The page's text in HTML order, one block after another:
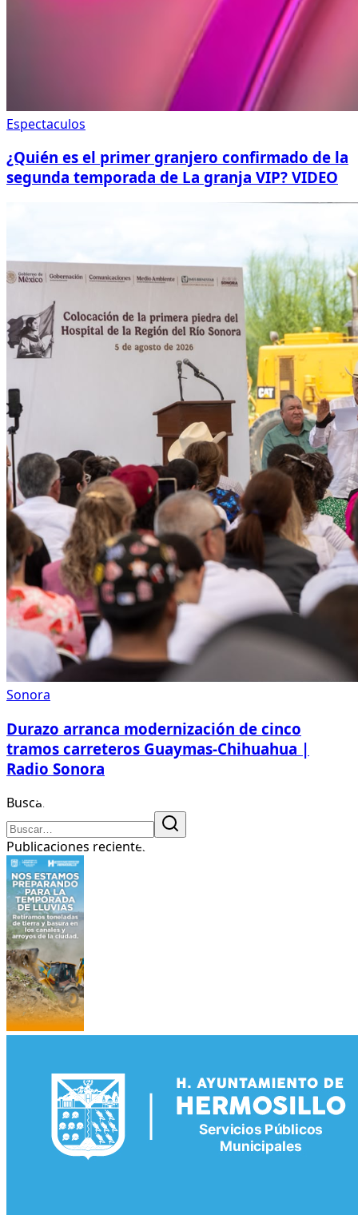
Espectaculos
¿Quién es el primer granjero confirmado de la
segunda temporada de La granja VIP? VIDEO
Sonora
Durazo arranca modernización de cinco
tramos carreteros Guaymas-Chihuahua |
Radio Sonora
Buscar
Publicaciones recientes